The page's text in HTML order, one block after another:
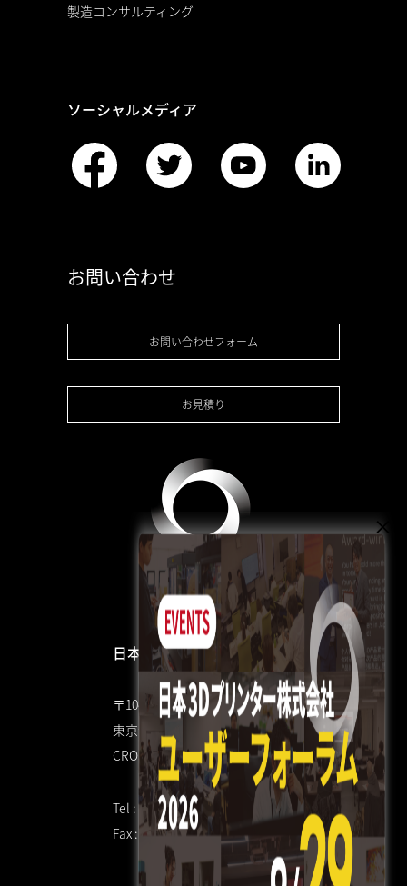
製造コンサルティング
ソーシャルメディア
お問い合わせ
お問い合わせフォーム
お見積り
日本3Dプリンター株式会社
〒104-0053
東京都中央区晴海4丁目7-4
CROSS DOCK HARUMI 1F
Tel : 03 3520 8928
Fax : 03 6800 7771（共通）